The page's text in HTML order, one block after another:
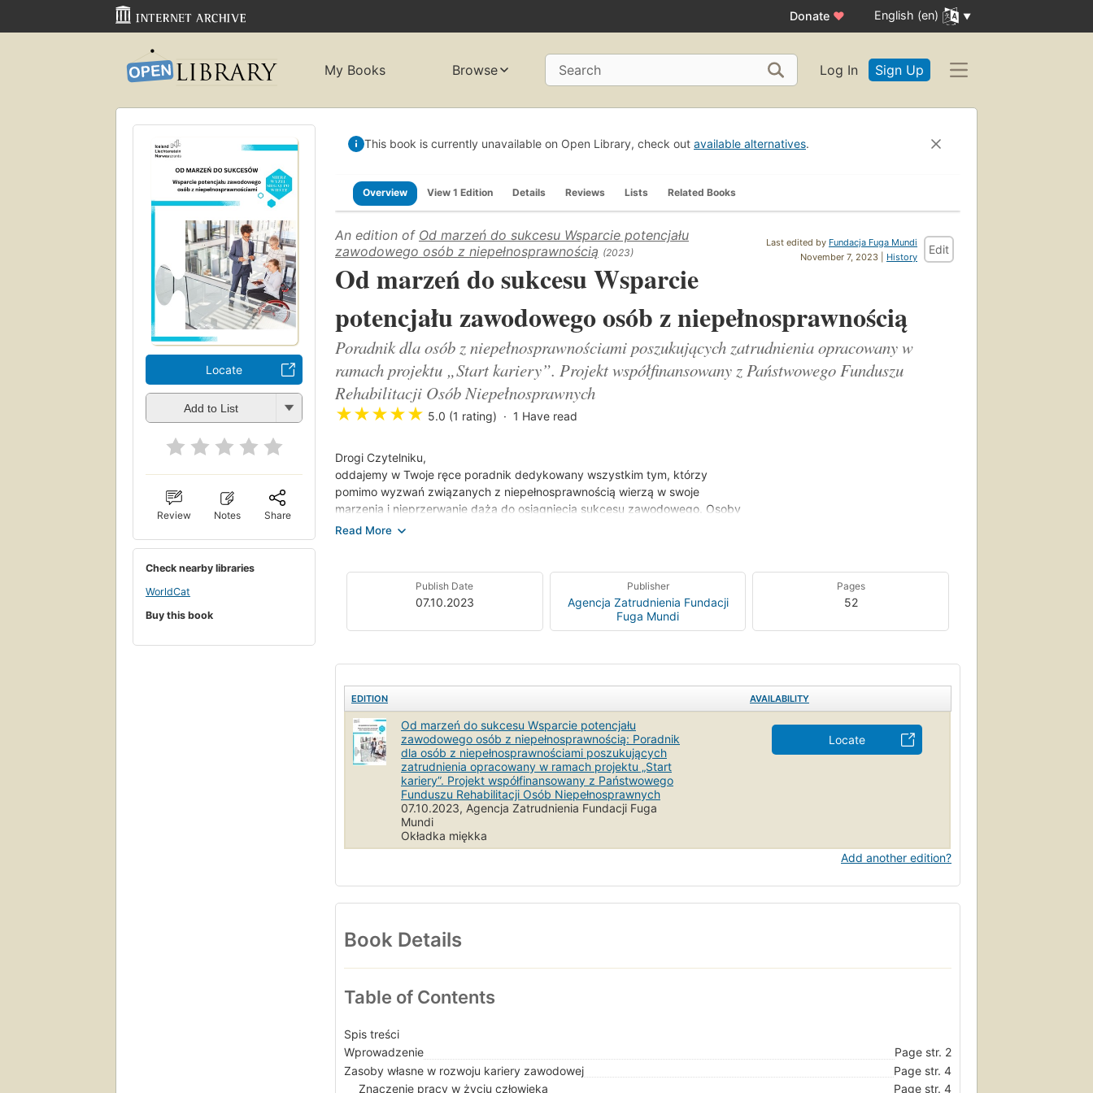
Donate ♥ English (en)
My Books Browse Search Log In Sign Up
Locate
Add to List
Review Notes Share
Check nearby libraries
WorldCat
Buy this book
This book is currently unavailable on Open Library, check out available alternatives.
Overview View 1 Edition Details Reviews Lists Related Books
Last edited by Fundacja Fuga Mundi
November 7, 2023 | History
Edit
An edition of Od marzeń do sukcesu Wsparcie potencjału
zawodowego osób z niepełnosprawnością (2023)
Od marzeń do sukcesu Wsparcie
potencjału zawodowego osób z niepełnosprawnością
Poradnik dla osób z niepełnosprawnościami poszukujących zatrudnienia opracowany w
ramach projektu „Start kariery”. Projekt współfinansowany z Państwowego Funduszu
Rehabilitacji Osób Niepełnosprawnych
★★★★★ 5.0 (1 rating) 1 Have read
Drogi Czytelniku,
oddajemy w Twoje ręce poradnik dedykowany wszystkim tym, którzy
pomimo wyzwań związanych z niepełnosprawnością wierzą w swoje
marzenia i nieprzerwanie dążą do osiągnięcia sukcesu zawodowego. Osoby
z niepełnosprawnością mają prawo do godnego życia i pełnienia aktywnej roli
osiągnięcia sukcesu zawodowego.
W poradniku zawarliśmy praktyczne wskazówki i inspiracje, które pomogą
pokonać trudności, jakie możesz napotkać na swojej drodze do zatrudnienia.
Poznasz swoje uprawnienia wynikające z posiadania statusu osoby
informacje pomogą Ci zrozumieć, jak wykorzystać swoją wiedzę i umiejętności
Publish Date
07.10.2023
Publisher
Agencja Zatrudnienia Fundacji
Fuga Mundi
Pages
52
EDITION AVAILABILITY
Od marzeń do sukcesu Wsparcie potencjału
zawodowego osób z niepełnosprawnością: Poradnik
dla osób z niepełnosprawnościami poszukujących
zatrudnienia opracowany w ramach projektu „Start
kariery”. Projekt współfinansowany z Państwowego
Funduszu Rehabilitacji Osób Niepełnosprawnych
07.10.2023, Agencja Zatrudnienia Fundacji Fuga
Mundi
Okładka miękka
Locate
Add another edition?
Book Details
Table of Contents
Spis treści
Wprowadzenie
Page str. 2
Zasoby własne w rozwoju kariery zawodowej
Page str. 4
Znaczenie pracy w życiu człowieka
Page str. 4